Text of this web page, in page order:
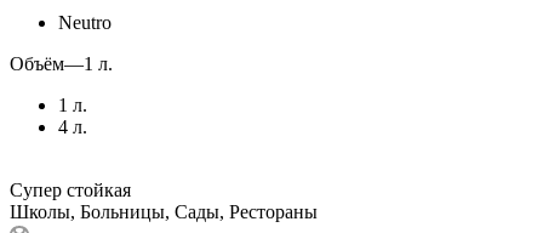
Neutro
Объём—1 л.
1 л.
4 л.
Супер стойкая
Школы, Больницы, Сады, Рестораны